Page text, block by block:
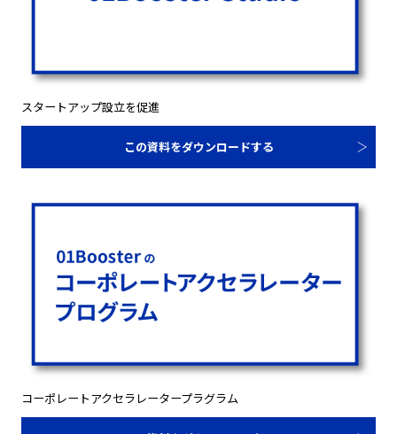
スタートアップ設立を促進
この資料をダウンロードする
コーポレートアクセラレータープラグラム